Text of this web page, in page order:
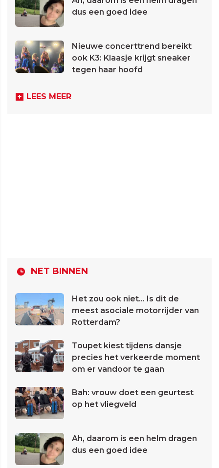
dus een goed idee
Nieuwe concerttrend bereikt
ook K3: Klaasje krijgt sneaker
tegen haar hoofd
LEES MEER
NET BINNEN
Het zou ook niet... Is dit de
meest asociale motorrijder van
Rotterdam?
Toupet kiest tijdens dansje
precies het verkeerde moment
om er vandoor te gaan
Bah: vrouw doet een geurtest
op het vliegveld
Ah, daarom is een helm dragen
dus een goed idee